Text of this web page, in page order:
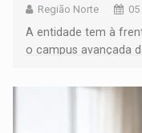
Região Norte
A entidade tem à
o campus avançada